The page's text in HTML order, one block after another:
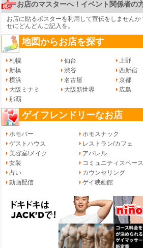
お店のマスターへ！イベント関係者の
お店に貼るポスターを利用して宣伝をしませんか
せにどんどんご記入を。
地図からお店を探す
札幌 仙台 上野
新橋
渋谷 西新宿
横浜
名古屋 京都
大阪ミナミ
大阪新世界 広島
那覇
ゲイフレンドリーなお店
ホモバー ホモスナック
ゲストハウス
レストラン/カフェ
美容室/メイク
アパレル
女装
コミュニティスペース
占い
カウンセリング
動画配信
ゲイ映画館